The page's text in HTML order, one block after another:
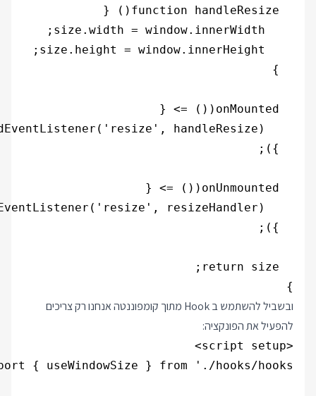
}
ובשביל להשתמש ב Hook מתוך קומפוננטה אנחנו רק צריכים
להפעיל את הפונקציה: